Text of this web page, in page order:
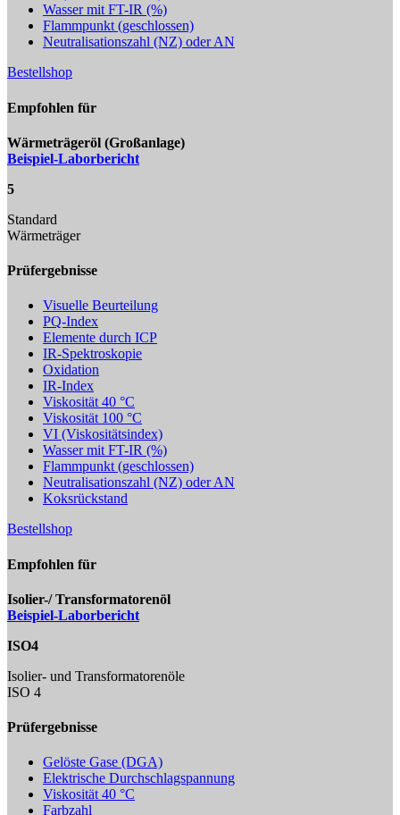
Wasser mit FT-IR (%)
Flammpunkt (geschlossen)
Neutralisationszahl (NZ) oder AN
Bestellshop
Empfohlen für
Wärmeträgeröl (Großanlage)
Beispiel-Laborbericht
5
Standard
Wärmeträger
Prüfergebnisse
Visuelle Beurteilung
PQ-Index
Elemente durch ICP
IR-Spektroskopie
Oxidation
IR-Index
Viskosität 40 °C
Viskosität 100 °C
VI (Viskositätsindex)
Wasser mit FT-IR (%)
Flammpunkt (geschlossen)
Neutralisationszahl (NZ) oder AN
Koksrückstand
Bestellshop
Empfohlen für
Isolier-/ Transformatorenöl
Beispiel-Laborbericht
ISO4
Isolier- und Transformatorenöle
ISO 4
Prüfergebnisse
Gelöste Gase (DGA)
Elektrische Durchschlagspannung
Viskosität 40 °C
Farbzahl